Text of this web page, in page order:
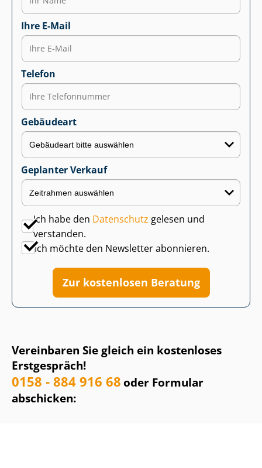
Vereinbaren Sie gleich ein kostenloses
Erstgespräch!
0158 - 884 916 68oder Formular
abschicken:
Ihre E-Mail
Telefon
Gebäudeart
Geplanter Verkauf
Ich habe den Datenschutz gelesen und
verstanden.
Ich möchte den Newsletter abonnieren.
Zur kostenlosen Beratung